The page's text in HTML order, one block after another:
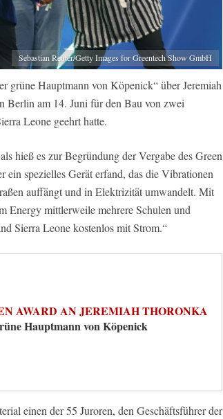
Sebastian Reuter/Getty Images for Greentech Show GmbH
grüne Hauptmann von Köpenick“ über Jeremiah
Berlin am 14. Juni für den Bau von zwei
Leone geehrt hatte.
hieß es zur Begründung der Vergabe des Green
ein spezielles Gerät erfand, das die Vibrationen
auffängt und in Elektrizität umwandelt. Mit
Energy mittlerweile mehrere Schulen und
Sierra Leone kostenlos mit Strom.“
AWARD AN JEREMIAH THORONKA
Hauptmann von Köpenick
einen der 55 Juroren, den Geschäftsführer der